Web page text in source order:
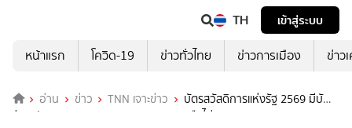
TH
เข้าสู่ระบบ
หน้าแรก
โควิด-19 ข่าวทั่วไทย ข่าวการเมือง ข่าว
อ่าน ข่าว TNN เจาะข่าว
บัตรสวัสดิการแห่งรัฐ 2569 มีบัญชี
ร่วม-บัตรเครดิต-กดเงินสด กระทบสิทธิหรือไม่?